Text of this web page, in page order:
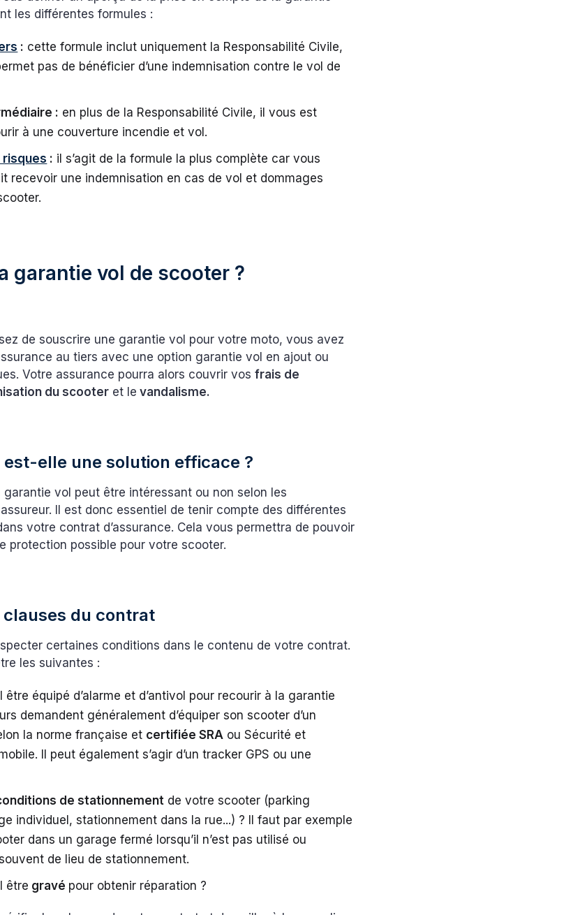
les différentes formules :
: cette formule inclut uniquement la Responsabilité Civile,
pas de bénéficier d’une indemnisation contre le vol de
: en plus de la Responsabilité Civile, il vous est
à une couverture incendie et vol.
risques : il s’agit de la formule la plus complète car vous
recevoir une indemnisation en cas de vol et dommages
garantie vol de scooter ?
de souscrire une garantie vol pour votre moto, vous avez
au tiers avec une option garantie vol en ajout ou
Votre assurance pourra alors couvrir vosfrais de
du scooter et le vandalisme.
est-elle une solution efficace ?
garantie vol peut être intéressant ou non selon les
Il est donc essentiel de tenir compte des différentes
votre contrat d’assurance. Cela vous permettra de pouvoir
protection possible pour votre scooter.
clauses du contrat
certaines conditions dans le contenu de votre contrat.
les suivantes :
être équipé d’alarme et d’antivol pour recourir à la garantie
demandent généralement d’équiper son scooter d’un
la norme française et certifiée SRA ou Sécurité et
Il peut également s’agir d’un tracker GPS ou une
de stationnement de votre scooter (parking
individuel, stationnement dans la rue...) ? Il faut par exemple
dans un garage fermé lorsqu’il n’est pas utilisé ou
de lieu de stationnement.
être gravé pour obtenir réparation ?